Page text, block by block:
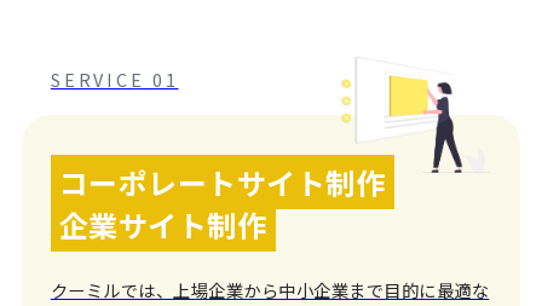
SERVICE 01
コーポレートサイト制作
企業サイト制作
クーミルでは、上場企業から中小企業まで目的に最適な